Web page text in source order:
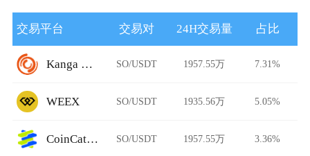
交易平台 交易对 24H交易量 占比
Kanga Exchange SO/USDT 1957.55万 7.31%
WEEX SO/USDT 1935.56万 5.05%
CoinCatch Derivatives SO/USDT 1957.55万 3.36%